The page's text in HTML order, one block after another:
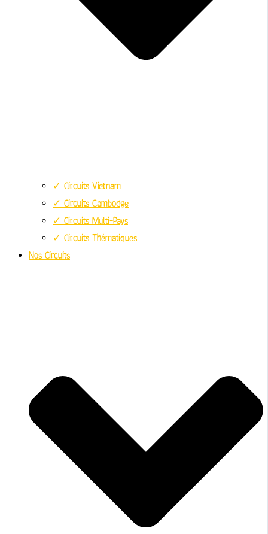
✓ Circuits Vietnam
✓ Circuits Cambodge
✓ Circuits Multi-Pays
✓ Circuits Thématiques
Nos Circuits